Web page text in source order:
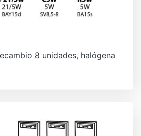
8 unidades, halógena